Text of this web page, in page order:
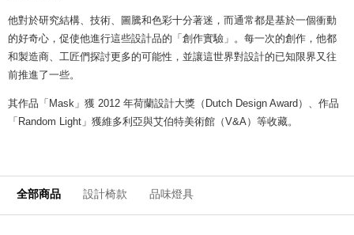
他對於研究結構、技術、圖騰和色彩十分著迷，而通常都是基於一個衝動
的好奇心，促使他進行這些設計品的「創作實驗」。每一次的創作，他都
和製造商、工匠們探討更多的可能性，並讓這世界對設計的已知限界又往
前推進了一些。
其作品「Mask」獲 2012 年荷蘭設計大獎（Dutch Design Award）、作品
「Random Light」獲維多利亞與艾伯特美術館（V&A）等收藏。
全部商品 設計椅款 品味燈具